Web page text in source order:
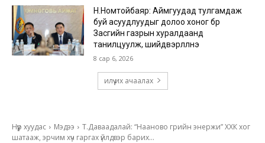
Н.Номтойбаяр: Аймгуудад тулгамдаж
буй асуудлуудыг долоо хоног бүр
Засгийн газрын хуралдаанд
танилцуулж, шийдвэрлүүлнэ
8 сар 6, 2026
илүү их ачаалах